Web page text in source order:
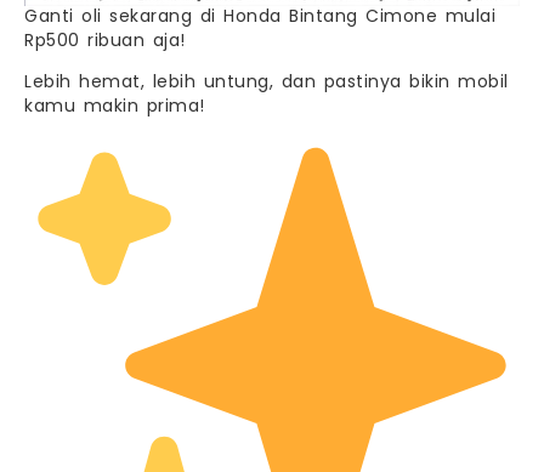
Ganti oli sekarang di Honda Bintang Cimone mulai
Rp500 ribuan aja!
Lebih hemat, lebih untung, dan pastinya bikin mobil
kamu makin prima!